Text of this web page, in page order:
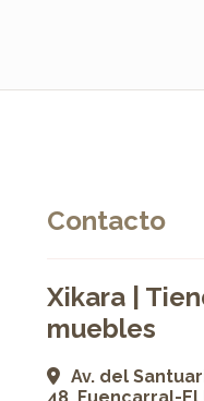
Contacto
Xikara |
muebles
Av. del